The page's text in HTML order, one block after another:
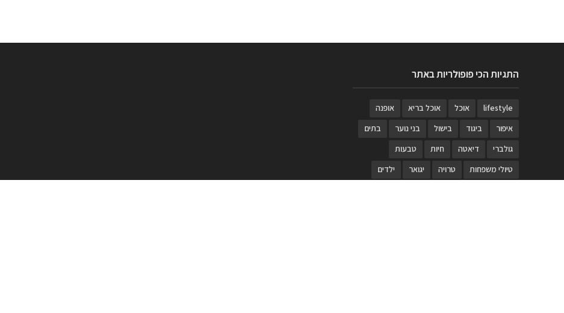
התגיות הכי פופולריות באתר
lifestyle אוכל אוכל בריא
אופנה
איפור
ביגוד בישול בני נוער
בתים
גולברי
דיאטה חיות
טבעות
טיולי משפחות
טרויה יגואר
ילדים